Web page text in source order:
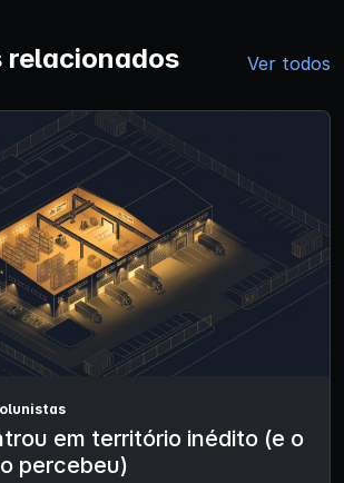
relacionados Ver todos
em território inédito (e o
percebeu)